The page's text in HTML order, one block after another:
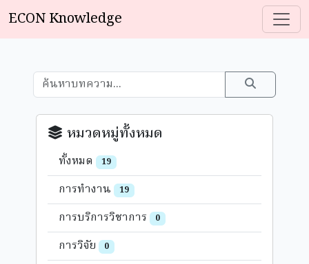
ECON Knowledge
หมวดหมู่ทั้งหมด
ทั้งหมด 19
การทำงาน 19
การบริการวิชาการ 0
การวิจัย 0